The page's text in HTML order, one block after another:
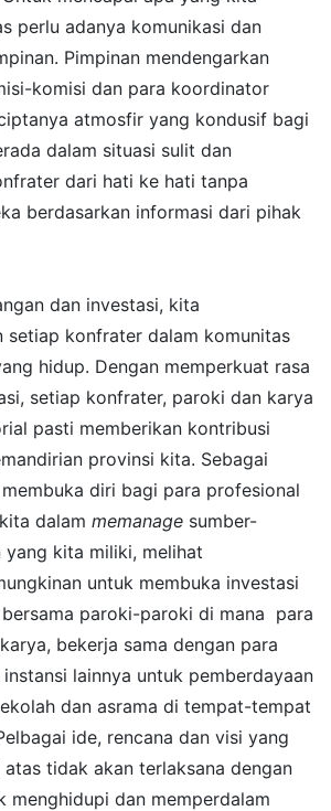
perlu adanya komunikasi dan
Pimpinan mendengarkan
komisi dan para koordinator
atmosfir yang kondusif bagi
dalam situasi sulit dan
dari hati ke hati tanpa
berdasarkan informasi dari pihak
dan investasi, kita
setiap konfrater dalam komunitas
hidup. Dengan memperkuat rasa
setiap konfrater, paroki dan karya
pasti memberikan kontribusi
provinsi kita. Sebagai
diri bagi para profesional
dalam memanage sumber-
yang kita miliki, melihat
untuk membuka investasi
paroki-paroki di mana para
bekerja sama dengan para
instansi lainnya untuk pemberdayaan
dan asrama di tempat-tempat
ide, rencana dan visi yang
tidak akan terlaksana dengan
menghidupi dan memperdalam